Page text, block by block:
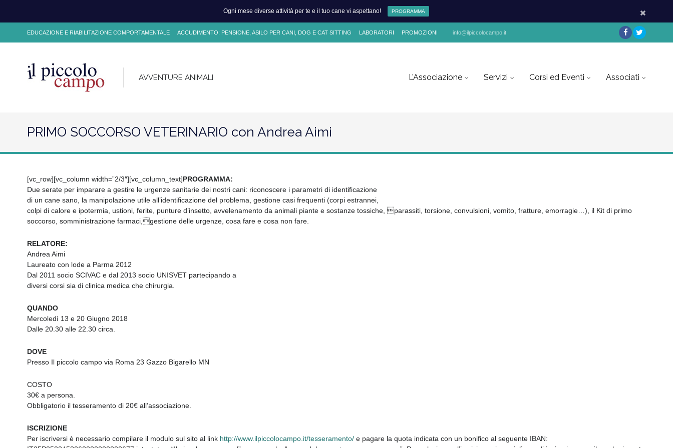
Ogni mese diverse attività per te e il tuo cane vi aspettano! PROGRAMMA
EDUCAZIONE E RIABILITAZIONE COMPORTAMENTALE ACCUDIMENTO: PENSIONE, ASILO PER CANI, DOG E CAT SITTING LABORATORI PROMOZIONI info@ilpiccolocampo.it
AVVENTURE ANIMALI L’Associazione Servizi Corsi ed Eventi Associati
PRIMO SOCCORSO VETERINARIO con Andrea Aimi
[vc_row][vc_column width=”2/3″][vc_column_text]PROGRAMMA:
Due serate per imparare a gestire le urgenze sanitarie dei nostri cani: riconoscere i parametri di identificazione
di un cane sano, la manipolazione utile all’identificazione del problema, gestione casi frequenti (corpi estrannei,
colpi di calore e ipotermia, ustioni, ferite, punture d’insetto, avvelenamento da animali piante e sostanze tossiche, parassiti, torsione, convulsioni, vomito, fratture, emorragie…), il Kit di primo
soccorso, somministrazione farmaci,gestione delle urgenze, cosa fare e cosa non fare.
RELATORE:
Andrea Aimi
Laureato con lode a Parma 2012
Dal 2011 socio SCIVAC e dal 2013 socio UNISVET partecipando a
diversi corsi sia di clinica medica che chirurgia.
QUANDO
Mercoledì 13 e 20 Giugno 2018
Dalle 20.30 alle 22.30 circa.
DOVE
Presso Il piccolo campo via Roma 23 Gazzo Bigarello MN
COSTO
30€ a persona.
Obbligatorio il tesseramento di 20€ all’associazione.
ISCRIZIONE
Per iscriversi è necessario compilare il modulo sul sito al link http://www.ilpiccolocampo.it/tesseramento/e pagare la quota indicata con un bonifico al seguente IBAN: